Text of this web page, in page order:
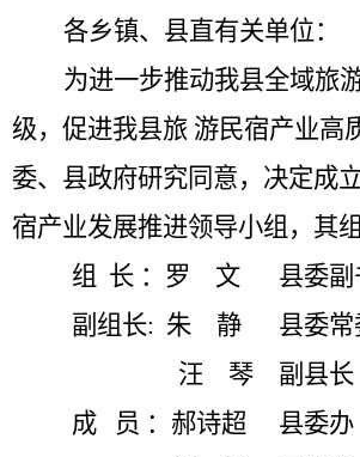
各乡镇、县直有关单位：
为进一步推动我县全域旅
级，促进我县旅 游民宿产业高
委、县政府研究同意，决定成
宿产业发展推进领导小组，其
组
长 ：罗 文
县委
副组长: 朱 静
县委常
汪
琴
副县长
成
员 ：郝诗超
县委办